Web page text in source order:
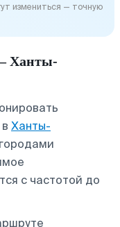
измениться — точную
Ханты-
в Ханты-
с частотой до